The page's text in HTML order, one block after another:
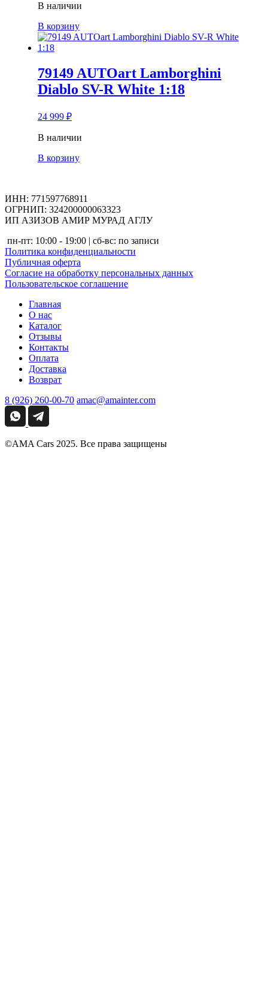
В наличии
В корзину
79149 AUTOart Lamborghini
Diablo SV-R White 1:18
24 999 ₽
В наличии
В корзину
ИНН: 771597768911
ОГРНИП: 324200000063323
ИП АЗИЗОВ АМИР МУРАД АГЛУ
пн-пт: 10:00 - 19:00 | сб-вс: по записи
Политика конфиденциальности
Публичная оферта
Согласие на обработку персональных данных
Пользовательское соглашение
Главная
О нас
Каталог
Отзывы
Контакты
Оплата
Доставка
Возврат
8 (926) 260-00-70 amac@amainter.com
©AMA Cars 2025. Все права защищены